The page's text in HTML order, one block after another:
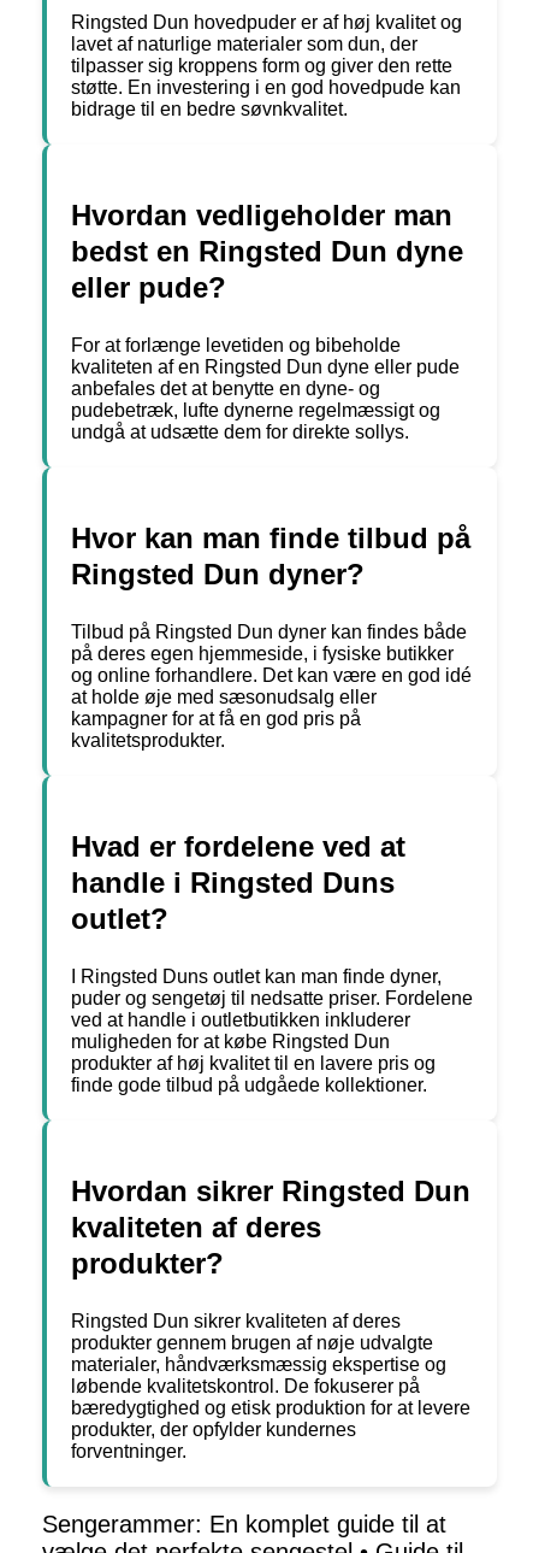
Ringsted Dun hovedpuder er af høj kvalitet og
lavet af naturlige materialer som dun, der
tilpasser sig kroppens form og giver den rette
støtte. En investering i en god hovedpude kan
bidrage til en bedre søvnkvalitet.
Hvordan vedligeholder man
bedst en Ringsted Dun dyne
eller pude?
For at forlænge levetiden og bibeholde
kvaliteten af en Ringsted Dun dyne eller pude
anbefales det at benytte en dyne- og
pudebetræk, lufte dynerne regelmæssigt og
undgå at udsætte dem for direkte sollys.
Hvor kan man finde tilbud på
Ringsted Dun dyner?
Tilbud på Ringsted Dun dyner kan findes både
på deres egen hjemmeside, i fysiske butikker
og online forhandlere. Det kan være en god idé
at holde øje med sæsonudsalg eller
kampagner for at få en god pris på
kvalitetsprodukter.
Hvad er fordelene ved at
handle i Ringsted Duns
outlet?
I Ringsted Duns outlet kan man finde dyner,
puder og sengetøj til nedsatte priser. Fordelene
ved at handle i outletbutikken inkluderer
muligheden for at købe Ringsted Dun
produkter af høj kvalitet til en lavere pris og
finde gode tilbud på udgåede kollektioner.
Hvordan sikrer Ringsted Dun
kvaliteten af deres
produkter?
Ringsted Dun sikrer kvaliteten af deres
produkter gennem brugen af nøje udvalgte
materialer, håndværksmæssig ekspertise og
løbende kvalitetskontrol. De fokuserer på
bæredygtighed og etisk produktion for at levere
produkter, der opfylder kundernes
forventninger.
Sengerammer: En komplet guide til at